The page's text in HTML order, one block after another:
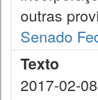
outras
Senado
Texto
2017-02-08